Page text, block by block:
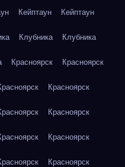
Кейптаун Кейптаун
Клубника Клубника
Красноярск Красноярск
Красноярск
Красноярск
Красноярск
Красноярск